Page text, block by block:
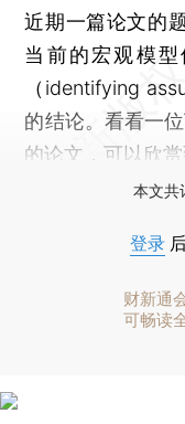
近期一篇论文的
当前的宏观模
（identifying
的结论。看看一
的论文，可以欣
本文共
登录
财新通
可畅读